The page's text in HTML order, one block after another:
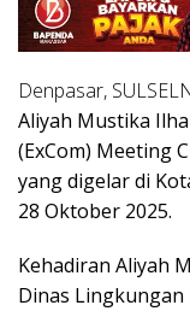
Denpasar,
Aliyah Mustika
(ExCom) Meeting
yang digelar di
28 Oktober 2025.
Kehadiran Aliyah
Dinas Lingkungan